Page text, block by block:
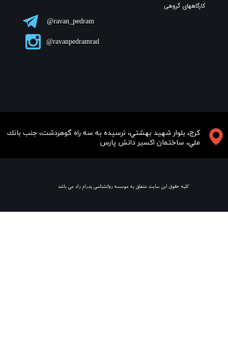
​​​كرج، بلوار شهيد بهشتي، نرسيده به سه راه گوهردشت، جنب بانك
ملي، ساختمان اكسير دانش پارس
کارگاههای گروهی
ravan_pedram@
ravanpedramrad@
​ كليه حقوق اين سايت متعلق به موسسه روانشناسي پدرام راد مي باشد